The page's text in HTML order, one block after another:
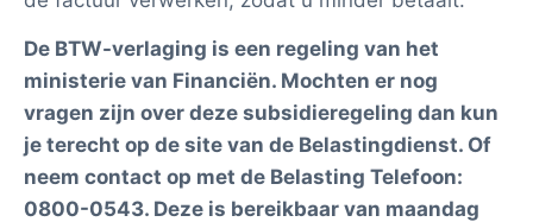
De BTW-verlaging is een regeling van het
ministerie van Financiën. Mochten er nog
vragen zijn over deze subsidieregeling dan kun
je terecht op de site van de Belastingdienst. Of
neem contact op met de Belasting Telefoon:
0800-0543. Deze is bereikbaar van maandag